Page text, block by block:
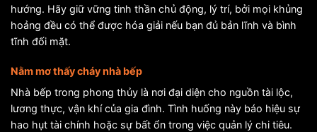
hướng. Hãy giữ vững tinh thần chủ động, lý trí, bởi mọi khủng
hoảng đều có thể được hóa giải nếu bạn đủ bản lĩnh và bình
tĩnh đối mặt.
Nằm mơ thấy cháy nhà bếp
Nhà bếp trong phong thủy là nơi đại diện cho nguồn tài lộc,
lương thực, vận khí của gia đình. Tình huống này báo hiệu sự
hao hụt tài chính hoặc sự bất ổn trong việc quản lý chi tiêu.